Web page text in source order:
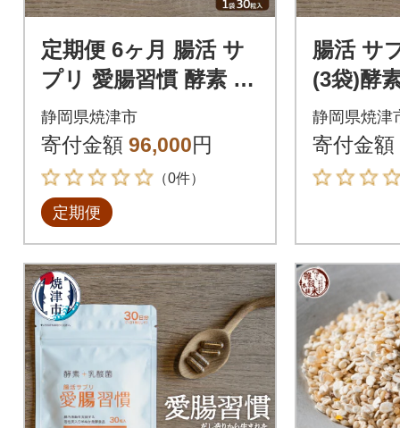
定期便 6ヶ月 腸活 サ
プリ 愛腸習慣 酵素 乳
酸菌(a90-002)
静岡県焼津市
寄付金額 96,000円
（0件）
定期便
腸活 サ
(3袋)酵
か (a15-
静岡県焼津
寄付金額